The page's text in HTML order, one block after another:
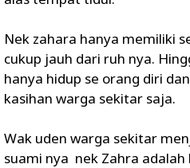
Nek zahara hanya memiliki
cukup jauh dari ruh nya.
hanya hidup se orang diri
kasihan warga sekitar saja.
Wak uden warga sekitar
suami nya nek Zahra